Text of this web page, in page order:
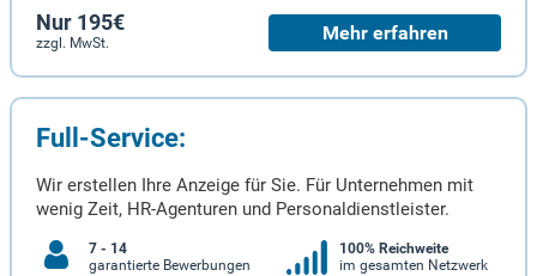
Nur 195€
zzgl. MwSt. Mehr erfahren
Full-Service:
Wir erstellen Ihre Anzeige für Sie. Für Unternehmen mit
wenig Zeit, HR-Agenturen und Personaldienstleister.
7 - 14
garantierte Bewerbungen
100% Reichweite
im gesamten Netzwerk